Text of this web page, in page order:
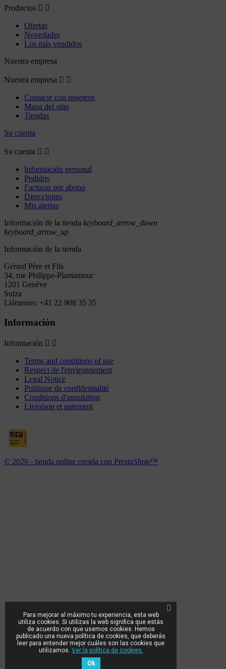
Productos  
Ofertas
Novedades
Los más vendidos
Nuestra empresa
Nuestra empresa  
Contacte con nosotros
Mapa del sitio
Tiendas
Su cuenta
Su cuenta  
Información personal
Pedidos
Facturas por abono
Direcciones
Mis alertas
Información de la tienda keyboard_arrow_down
keyboard_arrow_up
Información de la tienda
Gérard Père et Fils
34, rue Philippe-Plantamour
1201 Genève
Suiza
Llámenos: +41 22 908 35 35
Información
Información  
Terms and conditions of use
Respect de l'environnement
Legal Notice
Politique de confidentialité
Conditions d'annulation
Livraison et paiement
© 2026 - tienda online creada con PrestaShop™
Para mejorar al máximo tu experiencia, esta web
utiliza cookies. Si utilizas la web significa que estás
de acuerdo con que usemos cookies. Hemos
publicado una nueva política de cookies, que deberás
leer para entender mejor cuáles son las cookies que
utilizamos. Ver la política de cookies.
Ok